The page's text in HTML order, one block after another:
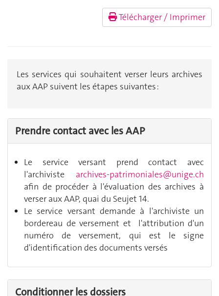
Télécharger / Imprimer
Les services qui souhaitent verser leurs archives
aux AAP suivent les étapes suivantes :
Prendre contact avec les AAP
Le service versant prend contact avec
l'archiviste archives-patrimoniales@unige.ch
afin de procéder à l'évaluation des archives à
verser aux AAP, quai du Seujet 14.
Le service versant demande à l'archiviste un
bordereau de versement et l'attribution d'un
numéro de versement, qui est le signe
d'identification des documents versés
Conditionner les dossiers